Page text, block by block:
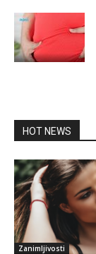
HOT NEWS
Zanimljivosti